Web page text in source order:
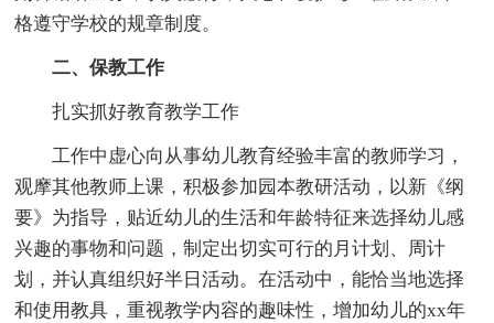
格遵守学校的规章制度。
二、保教工作
扎实抓好教育教学工作
工作中虚心向从事幼儿教育经验丰富的教师学习，
观摩其他教师上课，积极参加园本教研活动，以新《纲
要》为指导，贴近幼儿的生活和年龄特征来选择幼儿感
兴趣的事物和问题，制定出切实可行的月计划、周计
划，并认真组织好半日活动。在活动中，能恰当地选择
和使用教具，重视教学内容的趣味性，增加幼儿的xx年